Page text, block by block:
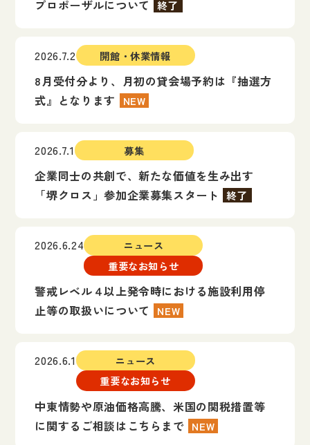
プロポーザルについて
終了
2026.7.2 開館・休業情報
8月受付分より、月初の貸会場予約は『抽選方
式』となります
NEW
2026.7.1 募集
企業同士の共創で、新たな価値を生み出す
「堺クロス」参加企業募集スタート
終了
2026.6.24
ニュース
重要なお知らせ
警戒レベル４以上発令時における施設利用停
止等の取扱いについて
NEW
2026.6.1
ニュース
重要なお知らせ
中東情勢や原油価格高騰、米国の関税措置等
に関するご相談はこちらまで NEW